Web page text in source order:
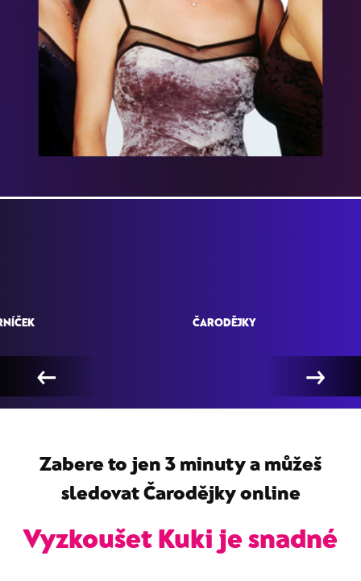
← →
ČARODĚJKY
Zabere to jen 3 minuty a můžeš
sledovatČarodějky online
Vyzkoušet Kuki je snadné